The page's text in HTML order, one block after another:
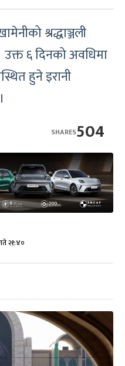
श्रद्धाञ्जली
६ दिनको अवधिमा
हुने इरानी
504
SHARES
२१:४०